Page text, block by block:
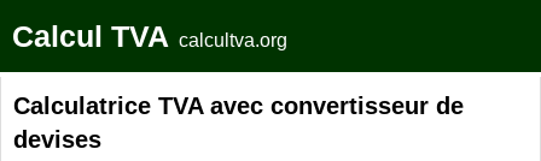
Calcul TVA calcultva.org
Calculatrice TVA avec convertisseur de
devises